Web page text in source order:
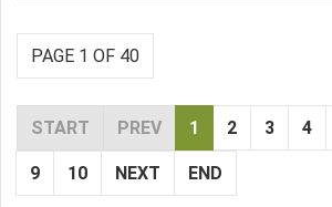
PAGE 1 OF 40
START PREV 1 2 3 4
9 10 NEXT END